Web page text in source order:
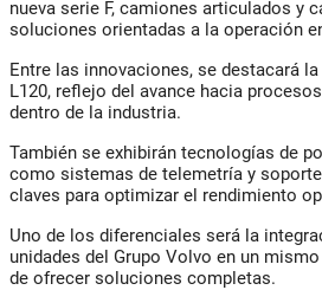
nueva serie F, camiones articulados y
soluciones orientadas a la operación
Entre las innovaciones, se destacará
L120, reflejo del avance hacia
dentro de la industria.
También se exhibirán tecnologías de
como sistemas de telemetría y
claves para optimizar el rendimiento
Uno de los diferenciales será la
unidades del Grupo Volvo en un
de ofrecer soluciones completas.